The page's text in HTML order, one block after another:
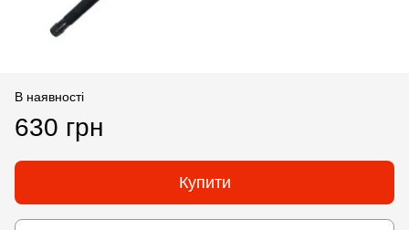
В наявності
630 грн
Купити